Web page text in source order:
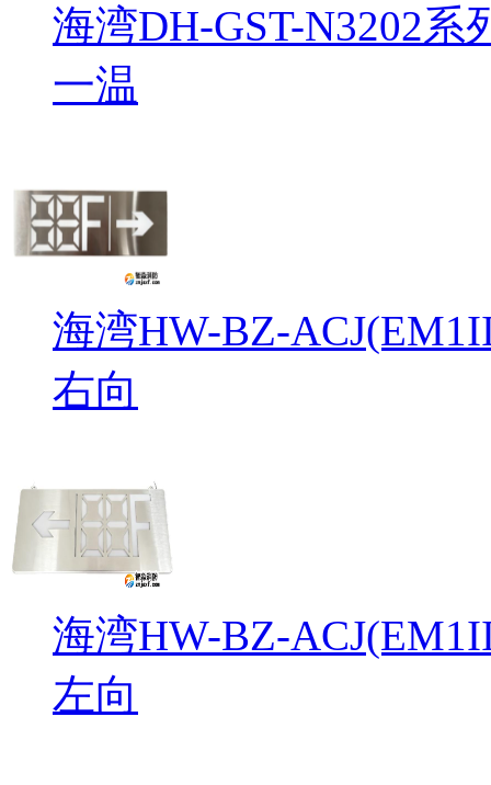
海湾DH-GST-N3202
一温
海湾HW-BZ-
右向
海湾HW-BZ-
左向